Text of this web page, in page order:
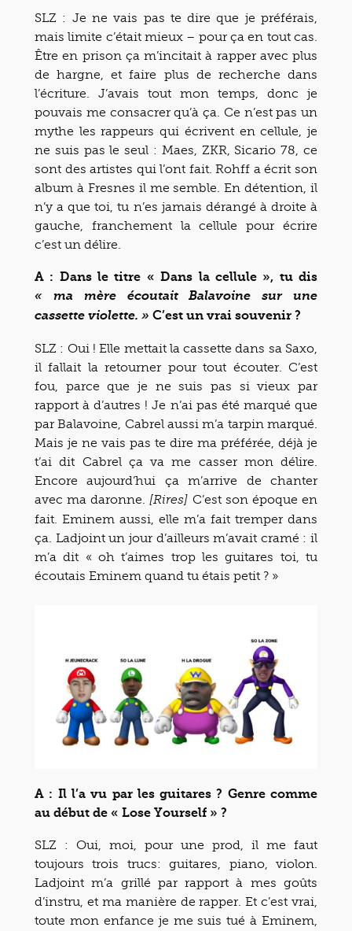
SLZ : Je ne vais pas te dire que je préférais,
mais limite c’était mieux – pour ça en tout cas.
Être en prison ça m’incitait à rapper avec plus
de hargne, et faire plus de recherche dans
l’écriture. J’avais tout mon temps, donc je
pouvais me consacrer qu’à ça. Ce n’est pas un
mythe les rappeurs qui écrivent en cellule, je
ne suis pas le seul : Maes, ZKR, Sicario 78, ce
sont des artistes qui l’ont fait. Rohff a écrit son
album à Fresnes il me semble. En détention, il
n’y a que toi, tu n’es jamais dérangé à droite à
gauche, franchement la cellule pour écrire
c’est un délire.
A : Dans le titre « Dans la cellule », tu dis
« ma mère écoutait Balavoine sur une
cassette violette. » C’est un vrai souvenir ?
SLZ : Oui ! Elle mettait la cassette dans sa Saxo,
il fallait la retourner pour tout écouter. C’est
fou, parce que je ne suis pas si vieux par
rapport à d’autres ! Je n’ai pas été marqué que
par Balavoine, Cabrel aussi m’a tarpin marqué.
Mais je ne vais pas te dire ma préférée, déjà je
t’ai dit Cabrel ça va me casser mon délire.
Encore aujourd’hui ça m’arrive de chanter
avec ma daronne.
[Rires] C’est son époque en
fait. Eminem aussi, elle m’a fait tremper dans
ça. Ladjoint un jour d’ailleurs m’avait cramé : il
m’a dit « oh t’aimes trop les guitares toi, tu
écoutais Eminem quand tu étais petit ? »
A : Il l’a vu par les guitares ? Genre comme
au début de « Lose Yourself » ?
SLZ : Oui, moi, pour une prod, il me faut
toujours trois trucs: guitares, piano, violon.
Ladjoint m’a grillé par rapport à mes goûts
d’instru, et ma manière de rapper. Et c’est vrai,
toute mon enfance je me suis tué à Eminem,